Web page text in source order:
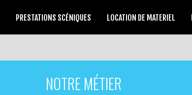
PRESTATIONS SCÉNIQUES LOCATION DE MATERIEL
NOTRE MÉTIER